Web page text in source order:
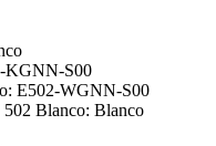
KGNN-S00
E502-WGNN-S00
Blanco: Blanco